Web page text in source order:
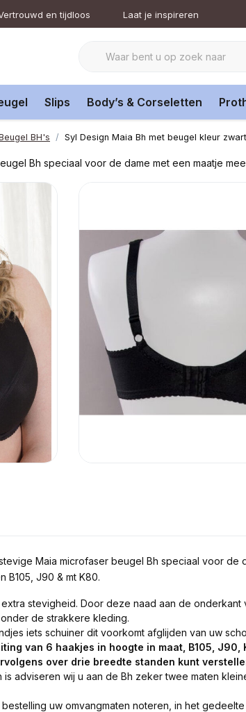
en tijdloos Laat je inspireren
Slips Body’s & Corseletten
BH's Syl Design Maia Bh met beugel kleur zwart
Bh speciaal voor de dame met een maatje
Maia microfaser beugel Bh speciaal voor de
B105, J90 & mt K80.
stevigheid. Door deze naad aan de onderkant
de strakkere kleding.
iets schuiner dit voorkomt afglijden van uw
van 6 haakjes in hoogte in maat, B105, J90,
over drie breedte standen kunt
adviseren wij u aan de Bh zeker twee maten
uw omvangmaten noteren, in het gedeelte